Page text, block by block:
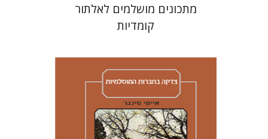
מתכונים מושלמים לאלתור
קומדיות
איימי סינגר
יצחק חן
אבנר גלעדי
מירי
אליאב-פלדון
רענן ריין
דורון מגן